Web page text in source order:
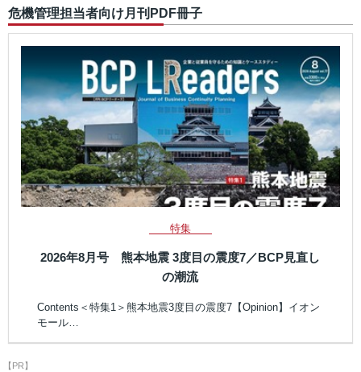
危機管理担当者向け月刊PDF冊子
特集
2026年8月号 熊本地震 3度目の震度7／BCP見直し
の潮流
Contents＜特集1＞熊本地震3度目の震度7【Opinion】イオン
モール…
【PR】